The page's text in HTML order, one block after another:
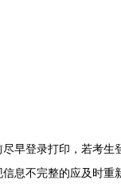
登录打印，若考生
息不完整的应及时重